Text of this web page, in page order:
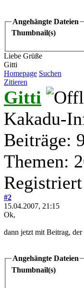
Angehängte Dateien
Thumbnail(s)
Liebe Grüße
Gitti
Homepage Suchen
Zitieren
Gitti
Kakadu-
Beiträge:
Themen:
#2
15.04.2007, 21:15
Ok,
dann jetzt mit Beitrag,
Angehängte Dateien
Thumbnail(s)